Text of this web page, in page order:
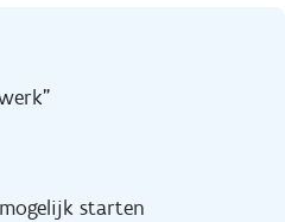
starten